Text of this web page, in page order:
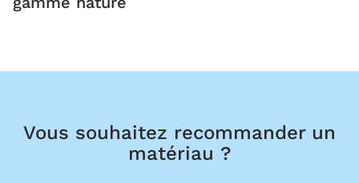
Vous souhaitez recommander un
matériau ?